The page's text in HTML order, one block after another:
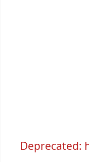
Deprecated: